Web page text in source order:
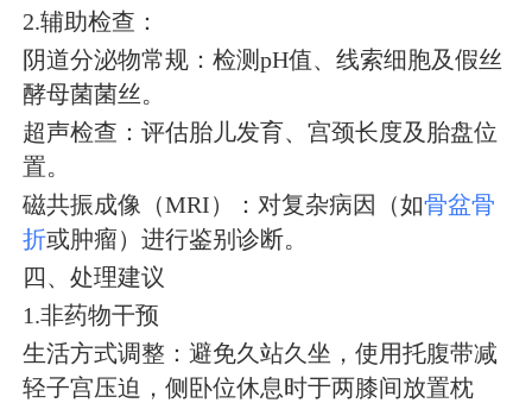
2.辅助检查：
阴道分泌物常规：检测pH值、线索细胞及假丝
酵母菌菌丝。
超声检查：评估胎儿发育、宫颈长度及胎盘位
置。
磁共振成像（MRI）：对复杂病因（如骨盆骨
折或肿瘤）进行鉴别诊断。
四、处理建议
1.非药物干预
生活方式调整：避免久站久坐，使用托腹带减
轻子宫压迫，侧卧位休息时于两膝间放置枕